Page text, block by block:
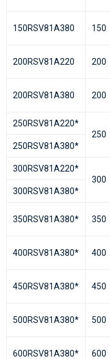
150RSV81А380 150
200RSV81А220 200
200RSV81А380 200
250RSV81А220*
250
250RSV81А380*
300RSV81А220*
300
300RSV81А380*
350RSV81А380* 350
400RSV81А380* 400
450RSV81А380* 450
500RSV81А380* 500
600RSV81А380* 600